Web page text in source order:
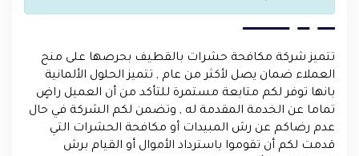
تتميز شركة مكافحة حشرات بالقطيف بحرصها على منح
العملاء ضمان يصل لأكثر من عام , تتميز الحلول الألمانية
بانها توفر لكم متابعة مستمرة للتأكد من أن العميل راضٍ
تماما عن الخدمة المقدمة له , وتضمن لكم الشركة في حال
عدم رضاكم عن رش المبيدات أو مكافحة الحشرات التي
قدمت لكم أن تقوموا باسترداد الأموال أو القيام برش